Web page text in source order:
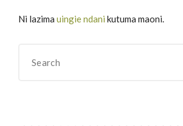
Ni lazima uingie ndani kutuma maoni.